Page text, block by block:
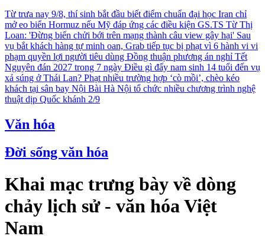
Từ trưa nay 9/8, thí sinh bắt đầu biết điểm chuẩn đại học Iran chỉ
mở eo biển Hormuz nếu Mỹ đáp ứng các điều kiện GS.TS Từ Thị
Loan: 'Đừng biến chửi bới trên mạng thành câu view gây hại' Sau
vụ bắt khách hàng tự minh oan, Grab tiếp tục bị phạt vì 6 hành vi vi
phạm quyền lợi người tiêu dùng Đồng thuận phương án nghỉ Tết
Nguyên đán 2027 trong 7 ngày Điều gì đẩy nam sinh 14 tuổi đến vụ
xả súng ở Thái Lan? Phạt nhiều trường hợp ‘cò mồi’, chèo kéo
khách tại sân bay Nội Bài Hà Nội tổ chức nhiều chương trình nghệ
thuật dịp Quốc khánh 2/9
Văn hóa
Đời sống văn hóa
Khai mạc trưng bày về dòng
chảy lịch sử - văn hóa Việt
Nam